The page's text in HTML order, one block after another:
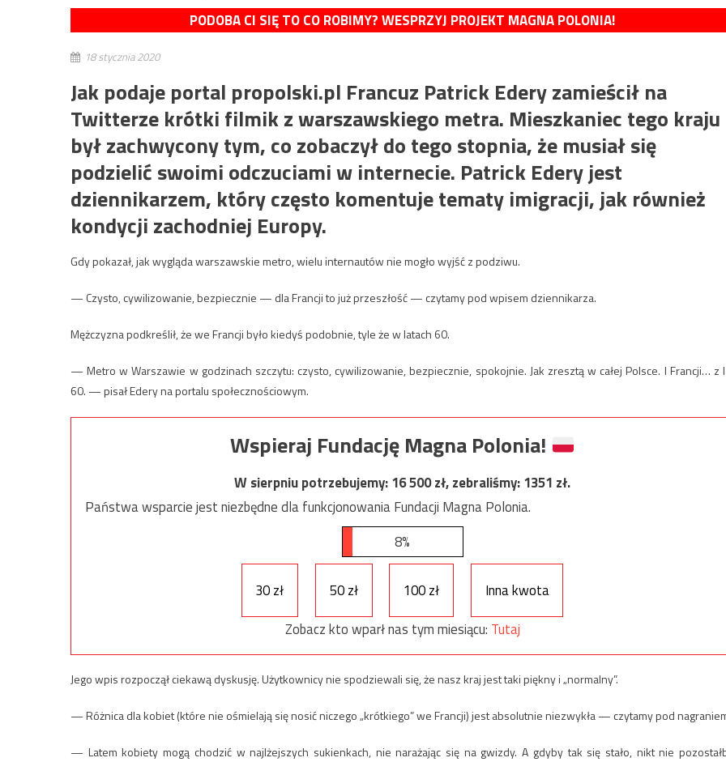
PODOBA CI SIĘ TO CO ROBIMY? WESPRZYJ PROJEKT MAGNA POLONIA!
18 stycznia 2020
Jak podaje portal propolski.pl Francuz Patrick Edery zamieścił na
Twitterze krótki filmik z warszawskiego metra. Mieszkaniec tego kraju
był zachwycony tym, co zobaczył do tego stopnia, że musiał się
podzielić swoimi odczuciami w internecie. Patrick Edery jest
dziennikarzem, który często komentuje tematy imigracji, jak również
kondycji zachodniej Europy.
Gdy pokazał, jak wygląda warszawskie metro, wielu internautów nie mogło wyjść z podziwu.
— Czysto, cywilizowanie, bezpiecznie — dla Francji to już przeszłość — czytamy pod wpisem dziennikarza.
Mężczyzna podkreślił, że we Francji było kiedyś podobnie, tyle że w latach 60.
— Metro w Warszawie w godzinach szczytu: czysto, cywilizowanie, bezpiecznie, spokojnie. Jak zresztą w całej Polsce. I Francji… z
60. — pisał Edery na portalu społecznościowym.
Wspieraj Fundację Magna Polonia!
W sierpniu potrzebujemy:16 500zł, zebraliśmy:1351 zł.
Państwa wsparcie jest niezbędne dla funkcjonowania Fundacji Magna Polonia.
8%
30 zł 50 zł 100 zł
Inna kwota
Zobacz kto wparł nas tym miesiącu: Tutaj
Jego wpis rozpoczął ciekawą dyskusję. Użytkownicy nie spodziewali się, że nasz kraj jest taki piękny i „normalny”.
— Różnica dla kobiet (które nie ośmielają się nosić niczego „krótkiego” we Francji) jest absolutnie niezwykła — czytamy pod
— Latem kobiety mogą chodzić w najlżejszych sukienkach, nie narażając się na gwizdy. A gdyby tak się stało, nikt nie